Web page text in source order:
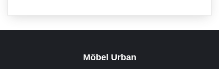
Möbel Urban